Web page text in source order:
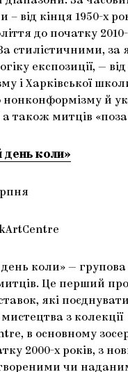
від кінця 1950-х
до початку
стилістичними, за
експозиції, —
і Харківської
нонконформізму й
а також митців
день коли»
коли» — групова
Це перший
які
з колекції
в основному
2000-х років, з
чи